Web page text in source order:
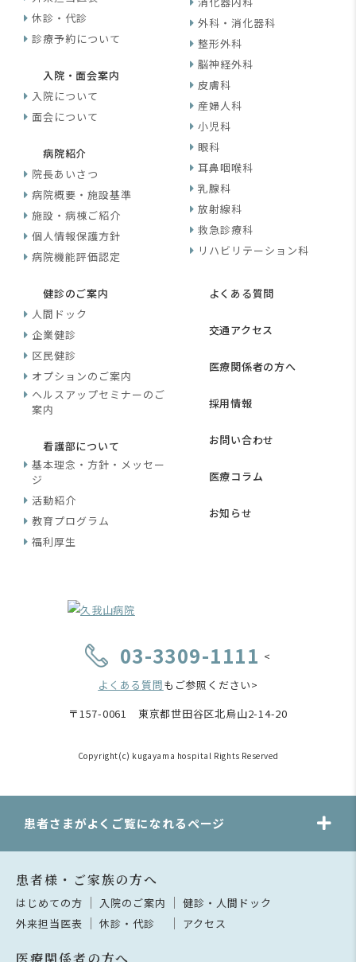
休診・代診
診療予約について
入院・面会案内
入院について
面会について
病院紹介
院長あいさつ
病院概要・施設基準
施設・病棟ご紹介
個人情報保護方針
病院機能評価認定
外科・消化器科
整形外科
脳神経外科
皮膚科
産婦人科
小児科
眼科
耳鼻咽喉科
乳腺科
放射線科
救急診療科
リハビリテーション科
健診のご案内
人間ドック
企業健診
区民健診
オプションのご案内
ヘルスアップセミナーのご
案内
看護部について
基本理念・方針・メッセー
ジ
活動紹介
教育プログラム
福利厚生
よくある質問
交通アクセス
医療関係者の方へ
採用情報
お問い合わせ
医療コラム
お知らせ
03-3309-1111 <
よくある質問もご参照ください>
〒157-0061 東京都世田谷区北烏山2-14-20
Copyright(c) kugayama hospital Rights Reserved
患者さまがよくご覧になれるページ
患者様・ご家族の方へ
はじめての方 入院のご案内
健診・人間ドック
外来担当医表
休診・代診 アクセス